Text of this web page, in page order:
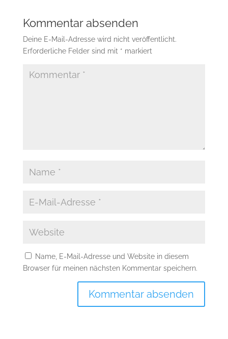
Kommentar absenden
Deine E-Mail-Adresse wird nicht veröffentlicht.
Erforderliche Felder sind mit * markiert
Name, E-Mail-Adresse und Website in diesem
Browser für meinen nächsten Kommentar speichern.